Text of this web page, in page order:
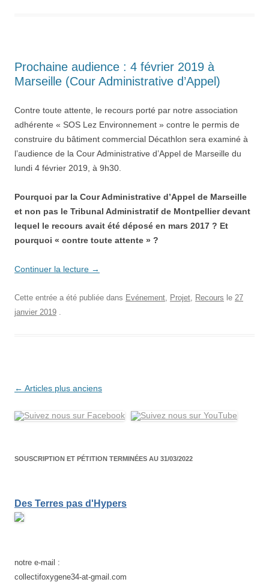
Prochaine audience : 4 février 2019 à
Marseille (Cour Administrative d’Appel)
Contre toute attente, le recours porté par notre association
adhérente « SOS Lez Environnement » contre le permis de
construire du bâtiment commercial Décathlon sera examiné à
l’audience de la Cour Administrative d’Appel de Marseille du
lundi 4 février 2019, à 9h30.
Pourquoi par la Cour Administrative d’Appel de Marseille
et non pas le Tribunal Administratif de Montpellier devant
lequel le recours avait été déposé en mars 2017 ? Et
pourquoi « contre toute attente » ?
Continuer la lecture →
Cette entrée a été publiée dans Evénement, Projet, Recours le 27
janvier 2019 .
Navigation
articles
← Articles plus anciens
SOUSCRIPTION ET PÉTITION TERMINÉES AU 31/03/2022
Des Terres pas d'Hypers
notre e-mail :
collectifoxygene34-at-gmail.com